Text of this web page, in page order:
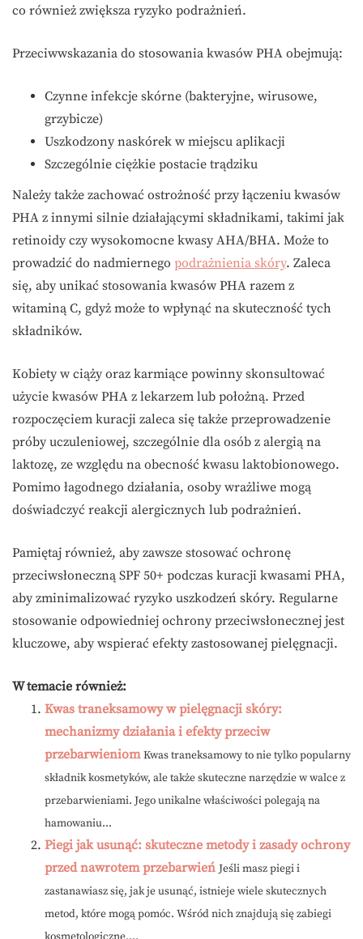
co również zwiększa ryzyko podrażnień.
Przeciwwskazania do stosowania kwasów PHA obejmują:
Czynne infekcje skórne (bakteryjne, wirusowe,
grzybicze)
Uszkodzony naskórek w miejscu aplikacji
Szczególnie ciężkie postacie trądziku
Należy także zachować ostrożność przy łączeniu kwasów
PHA z innymi silnie działającymi składnikami, takimi jak
retinoidy czy wysokomocne kwasy AHA/BHA. Może to
prowadzić do nadmiernego podrażnienia skóry. Zaleca
się, aby unikać stosowania kwasów PHA razem z
witaminą C, gdyż może to wpłynąć na skuteczność tych
składników.
Kobiety w ciąży oraz karmiące powinny skonsultować
użycie kwasów PHA z lekarzem lub położną. Przed
rozpoczęciem kuracji zaleca się także przeprowadzenie
próby uczuleniowej, szczególnie dla osób z alergią na
laktozę, ze względu na obecność kwasu laktobionowego.
Pomimo łagodnego działania, osoby wrażliwe mogą
doświadczyć reakcji alergicznych lub podrażnień.
Pamiętaj również, aby zawsze stosować ochronę
przeciwsłoneczną SPF 50+ podczas kuracji kwasami PHA,
aby zminimalizować ryzyko uszkodzeń skóry. Regularne
stosowanie odpowiedniej ochrony przeciwsłonecznej jest
kluczowe, aby wspierać efekty zastosowanej pielęgnacji.
W temacie również:
Kwas traneksamowy w pielęgnacji skóry:
mechanizmy działania i efekty przeciw
przebarwieniom Kwas traneksamowy to nie tylko popularny
składnik kosmetyków, ale także skuteczne narzędzie w walce z
przebarwieniami. Jego unikalne właściwości polegają na
hamowaniu...
Piegi jak usunąć: skuteczne metody i zasady ochrony
przed nawrotem przebarwień Jeśli masz piegi i
zastanawiasz się, jak je usunąć, istnieje wiele skutecznych
metod, które mogą pomóc. Wśród nich znajdują się zabiegi